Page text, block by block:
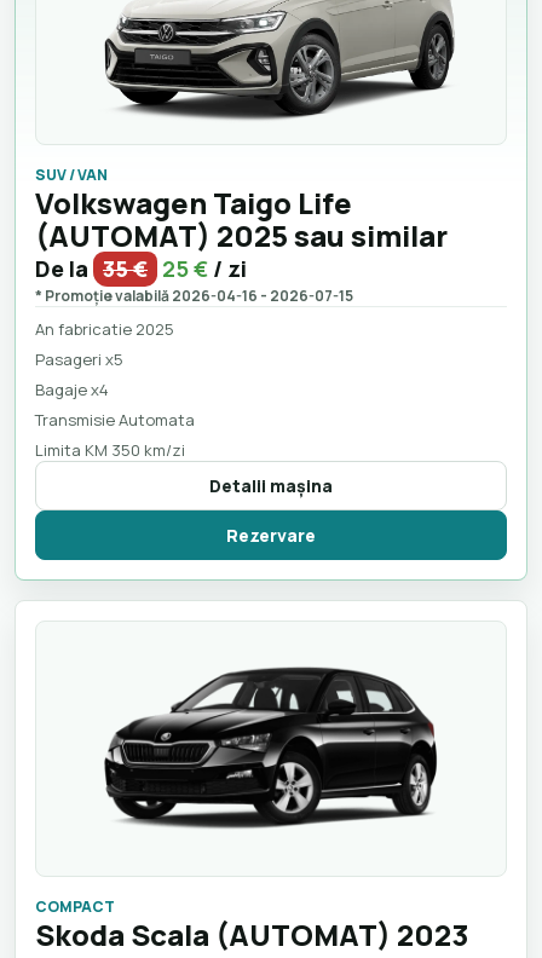
SUV / VAN
Volkswagen Taigo Life
(AUTOMAT) 2025 sau similar
De la 35 € 25 € / zi
* Promoție valabilă 2026-04-16 - 2026-07-15
An fabricatie 2025
Pasageri x5
Bagaje x4
Transmisie Automata
Limita KM 350 km/zi
Detalii maşina
Rezervare
COMPACT
Skoda Scala (AUTOMAT) 2023